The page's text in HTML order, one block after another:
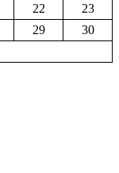
22
23
29
30